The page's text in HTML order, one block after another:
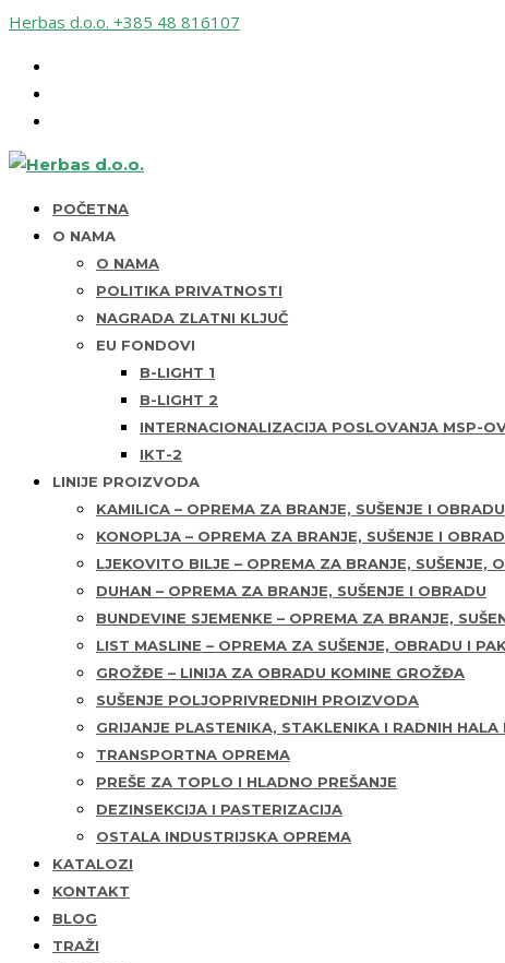
Herbas d.o.o. +385 48 816107
POČETNA
O NAMA
O NAMA
POLITIKA PRIVATNOSTI
NAGRADA ZLATNI KLJUČ
EU FONDOVI
B-LIGHT 1
B-LIGHT 2
INTERNACIONALIZACIJA POSLOVANJA MSP-
IKT-2
LINIJE PROIZVODA
KAMILICA – OPREMA ZA BRANJE, SUŠENJE I OBRADU
KONOPLJA – OPREMA ZA BRANJE, SUŠENJE I
LJEKOVITO BILJE – OPREMA ZA BRANJE, SUŠENJE,
DUHAN – OPREMA ZA BRANJE, SUŠENJE I OBRADU
BUNDEVINE SJEMENKE – OPREMA ZA BRANJE,
LIST MASLINE – OPREMA ZA SUŠENJE, OBRADU I
GROŽĐE – LINIJA ZA OBRADU KOMINE GROŽĐA
SUŠENJE POLJOPRIVREDNIH PROIZVODA
GRIJANJE PLASTENIKA, STAKLENIKA I RADNIH
TRANSPORTNA OPREMA
PREŠE ZA TOPLO I HLADNO PREŠANJE
DEZINSEKCIJA I PASTERIZACIJA
OSTALA INDUSTRIJSKA OPREMA
KATALOZI
KONTAKT
BLOG
TRAŽI